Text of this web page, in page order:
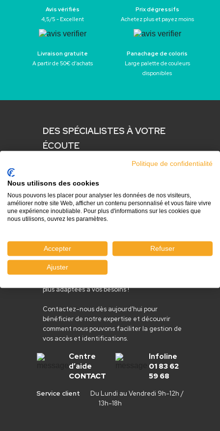
Avis vérifiés
4,5/5 - Excellent
Prix dégressifs
Achetez plus et payez moins
Livraison gratuite
A partir de 50€ d’achats
Panachage de coloris
Large palette de couleurs
disponibles
DES SPÉCIALISTES À VOTRE
ÉCOUTE
Nous savons combien il est important de choisir
l'identification des personnes. C'est pourquoi
notre équipe de spécialistes est à votre
disposition pour vous offrir des conseils sur
mesure !
approfondie de nos produits et des meilleures
pratiques pour les utiliser. Que vous organisiez
un événement, gériez une entreprise ou
assuriez la sécurité de votre site, notre équipe
plus adaptées à vos besoins !
Contactez-nous dès aujourd'hui pour
bénéficier de notre expertise et découvrir
comment nous pouvons faciliter la gestion de
vos accès et identifications.
Centre
d’aide
CONTACT
Infoline
01 83 62
59 68
Service client
Du Lundi au Vendredi 9h-12h /
13h-18h
Politique de confidentialité
Nous utilisons des cookies
Nous pouvons les placer pour analyser les données de nos visiteurs,
améliorer notre site Web, afficher un contenu personnalisé et vous faire vivre
une expérience inoubliable. Pour plus d'informations sur les cookies que
nous utilisons, ouvrez les paramètres.
Accepter Refuser
Ajuster